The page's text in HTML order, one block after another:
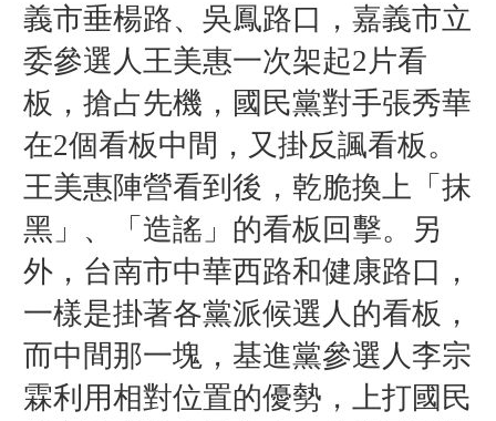
義市垂楊路、吳鳳路口，嘉義市立
委參選人王美惠一次架起2片看
板，搶占先機，國民黨對手張秀華
在2個看板中間，又掛反諷看板。
王美惠陣營看到後，乾脆換上「抹
黑」、「造謠」的看板回擊。另
外，台南市中華西路和健康路口，
一樣是掛著各黨派候選人的看板，
而中間那一塊，基進黨參選人李宗
霖利用相對位置的優勢，上打國民